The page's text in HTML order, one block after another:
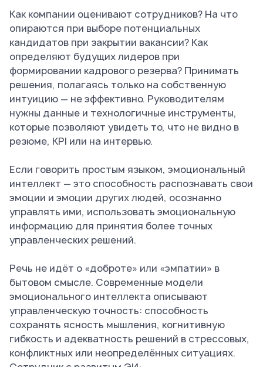
Как компании оценивают сотрудников? На что
опираются при выборе потенциальных
кандидатов при закрытии вакансии? Как
определяют будущих лидеров при
формировании кадрового резерва? Принимать
решения, полагаясь только на собственную
интуицию — не эффективно. Руководителям
нужны данные и технологичные инструменты,
которые позволяют увидеть то, что не видно в
резюме, KPI или на интервью.
Если говорить простым языком, эмоциональный
интеллект — это способность распознавать свои
эмоции и эмоции других людей, осознанно
управлять ими, использовать эмоциональную
информацию для принятия более точных
управленческих решений.
Речь не идёт о «доброте» или «эмпатии» в
бытовом смысле. Современные модели
эмоционального интеллекта описывают
управленческую точность: способность
сохранять ясность мышления, когнитивную
гибкость и адекватность решений в стрессовых,
конфликтных или неопределённых ситуациях.